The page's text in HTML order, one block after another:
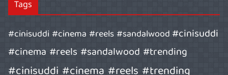
Tags
#cinisuddi #cinema #reels #sandalwood#cinisuddi
#cinema #reels #sandalwood #trending